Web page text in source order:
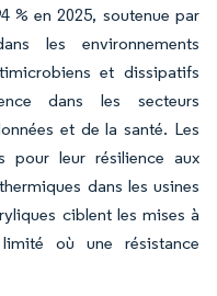
% en 2025, soutenue par
les environnements
et dissipatifs
dans les secteurs
et de la santé. Les
pour leur résilience aux
dans les usines
ciblent les mises à
où une résistance